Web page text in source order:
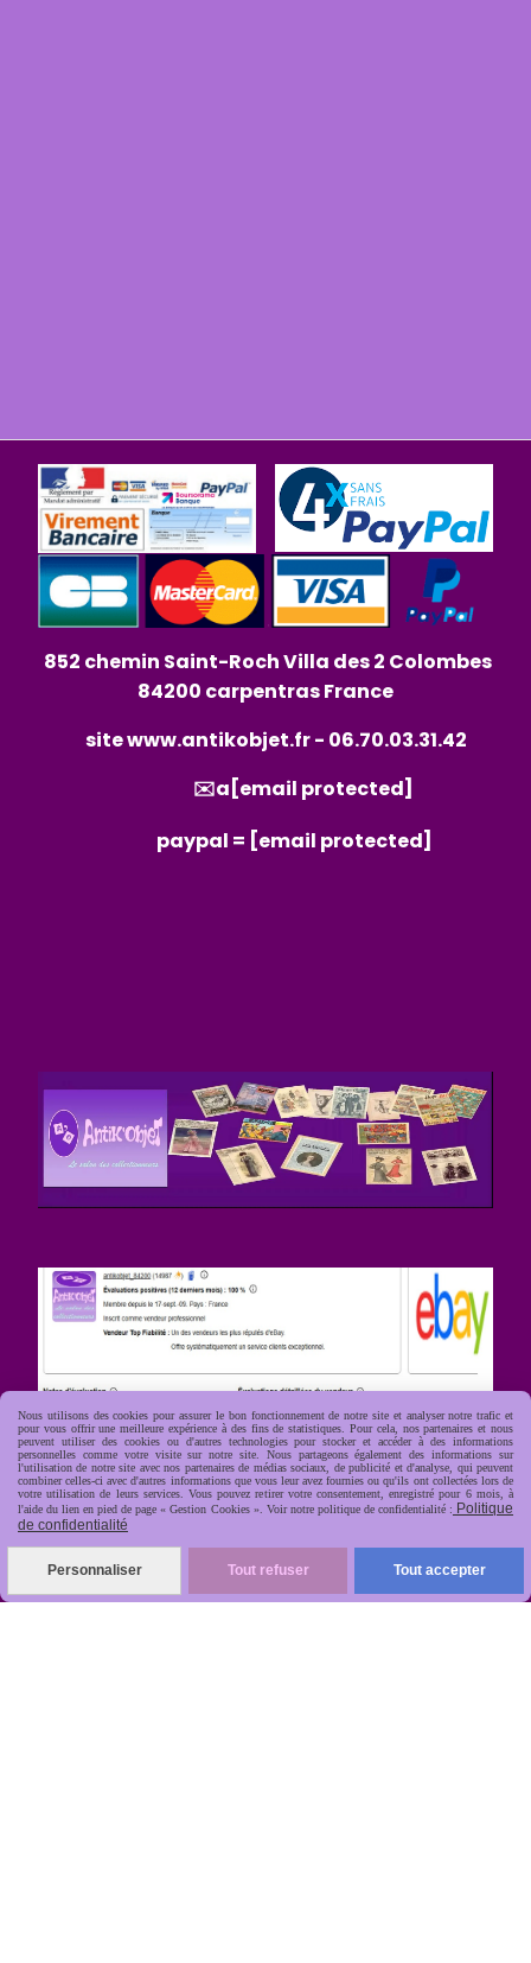
852 chemin Saint-Roch Villa des 2 Colombes
84200 carpentras France
sitewww.antikobjet.fr- 06.70.03.31.42
✉️a [email protected]
paypal = [email protected]
apide, soignée, sécurisée
Nous utilisons des cookies pour assurer le bon fonctionnement de notre site et analyser notre trafic et
pour vous offrir une meilleure expérience à des fins de statistiques. Pour cela, nos partenaires et nous
peuvent utiliser des cookies ou d'autres technologies pour stocker et accéder à des informations
personnelles comme votre visite sur notre site. Nous partageons également des informations sur
l'utilisation de notre site avec nos partenaires de médias sociaux, de publicité et d'analyse, qui peuvent
combiner celles-ci avec d'autres informations que vous leur avez fournies ou qu'ils ont collectées lors de
votre utilisation de leurs services. Vous pouvez retirer votre consentement, enregistré pour 6 mois, à
l'aide du lien en pied de page « Gestion Cookies ». Voir notre politique de confidentialité : Politique
de confidentialité
Personnaliser Tout refuser Tout accepter